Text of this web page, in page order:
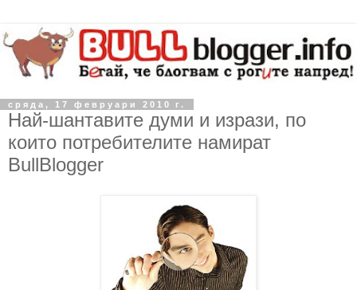
сряда, 17 февруари 2010 г.
Най-шантавите думи и изрази, по
които потребителите намират
BullBlogger